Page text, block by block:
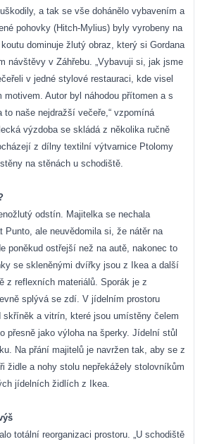
a tak se vše dohánělo vybavením a
pohovky (Hitch-Mylius) byly vyrobeny na
dominuje žlutý obraz, který si Gordana
návštěvy v Záhřebu. „Vybavuji si, jak jsme
v jedné stylové restauraci, kde visel
Autor byl náhodou přítomen a s
to naše nejdražší večeře,“ vzpomíná
výzdoba se skládá z několika ručně
z dílny textilní výtvarnice Ptolomy
na stěnách u schodiště.
odstín. Majitelka se nechala
Punto, ale neuvědomila si, že nátěr na
poněkud ostřejší než na autě, nakonec to
se skleněnými dvířky jsou z Ikea a další
z reflexních materiálů. Sporák je z
splývá se zdí. V jídelním prostoru
skříněk a vitrín, které jsou umístěny čelem
přesně jako výloha na šperky. Jídelní stůl
Na přání majitelů je navržen tak, aby se z
židle a nohy stolu nepřekážely stolovníkům
jídelních židlích z Ikea.
totální reorganizaci prostoru. „U schodiště